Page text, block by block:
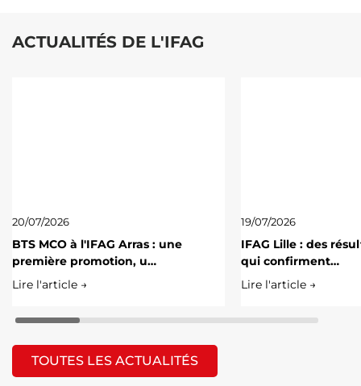
ACTUALITÉS DE L'IFAG
20/07/2026
BTS MCO à l'IFAG Arras : une
première promotion, u…
Lire l'article →
19/07/2026
IFAG Lille : des
qui confirment…
Lire l'article →
TOUTES LES ACTUALITÉS